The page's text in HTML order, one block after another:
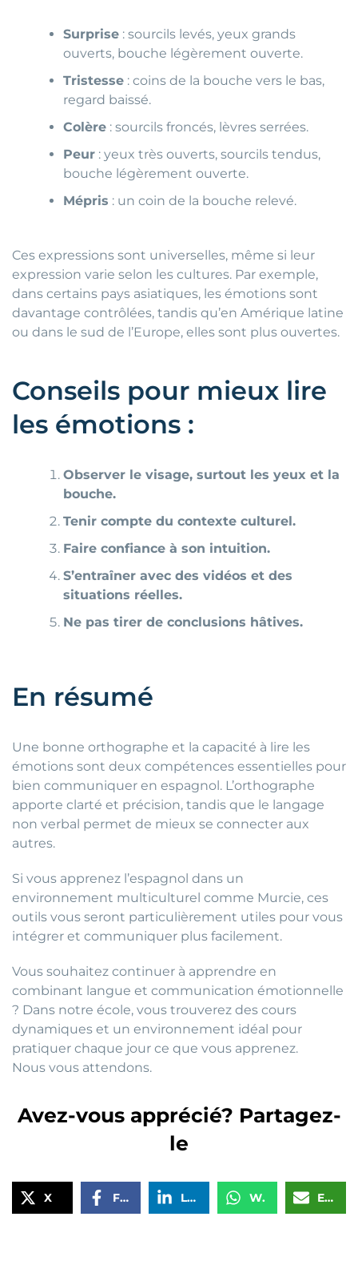
Surprise : sourcils levés, yeux grands
ouverts, bouche légèrement ouverte.
Tristesse : coins de la bouche vers le bas,
regard baissé.
Colère : sourcils froncés, lèvres serrées.
Peur : yeux très ouverts, sourcils tendus,
bouche légèrement ouverte.
Mépris : un coin de la bouche relevé.
Ces expressions sont universelles, même si leur
expression varie selon les cultures. Par exemple,
dans certains pays asiatiques, les émotions sont
davantage contrôlées, tandis qu’en Amérique latine
ou dans le sud de l’Europe, elles sont plus ouvertes.
Conseils pour mieux lire
les émotions :
Observer le visage, surtout les yeux et la
bouche.
Tenir compte du contexte culturel.
Faire confiance à son intuition.
S’entraîner avec des vidéos et des
situations réelles.
Ne pas tirer de conclusions hâtives.
En résumé
Une bonne orthographe et la capacité à lire les
émotions sont deux compétences essentielles pour
bien communiquer en espagnol. L’orthographe
apporte clarté et précision, tandis que le langage
non verbal permet de mieux se connecter aux
autres.
Si vous apprenez l’espagnol dans un
environnement multiculturel comme Murcie, ces
outils vous seront particulièrement utiles pour vous
intégrer et communiquer plus facilement.
Vous souhaitez continuer à apprendre en
combinant langue et communication émotionnelle
? Dans notre école, vous trouverez des cours
dynamiques et un environnement idéal pour
pratiquer chaque jour ce que vous apprenez.
Nous vous attendons.
Avez-vous apprécié? Partagez-
le
X Facebook LinkedIn WhatsApp Email